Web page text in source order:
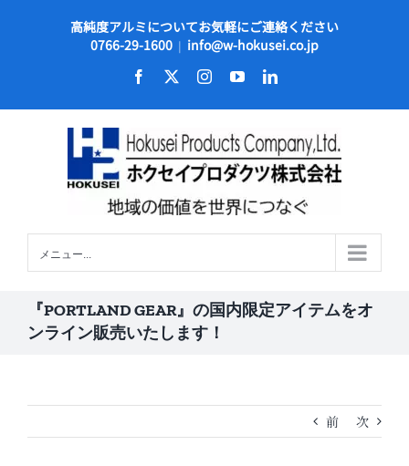
高純度アルミについてお気軽にご連絡ください
0766-29-1600 | info@w-hokusei.co.jp
Facebook InstagramYouTubeLinkedIn
メニュー...
『PORTLAND GEAR』の国内限定アイテムをオ
ンライン販売いたします！
前 次